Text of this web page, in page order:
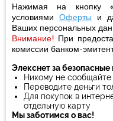
Нажимая на кнопку
условиямиОферты и
Ваших персональных
Внимание! При
комиссии банком-
Элекснет за
Никому не
Переводите деньги
Для покупок в
отдельную карту
Мы заботимся о вас!